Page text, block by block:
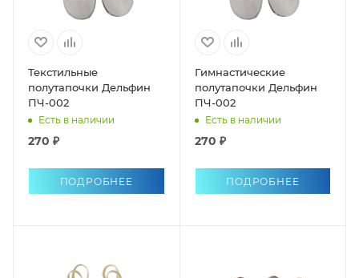
Текстильные
полутапочки Дельфин
ПЧ-002
Есть в наличии
270 ₽
ПОДРОБНЕЕ
Гимнастические
полутапочки Дельфин
ПЧ-002
Есть в наличии
270 ₽
ПОДРОБНЕЕ